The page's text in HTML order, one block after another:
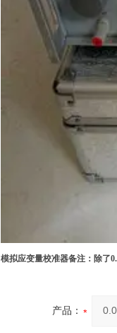
模拟应变量校准器备注：除了
产品：